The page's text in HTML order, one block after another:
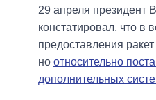
29 апреля президент
констатировал, что в
предоставления
но относительно
дополнительных